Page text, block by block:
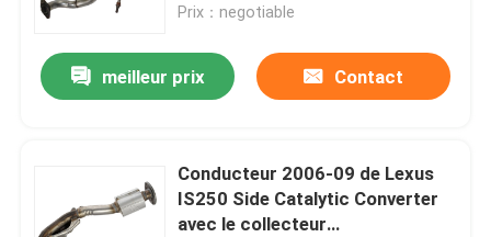
Prix：negotiable
meilleur prix Contact
Conducteur 2006-09 de Lexus
IS250 Side Catalytic Converter
avec le collecteur